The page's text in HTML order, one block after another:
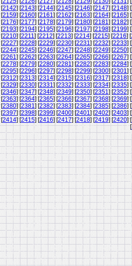
[2142] [2143] [2144] [2145] [2146] [2147] [2148] [
[2159] [2160] [2161] [2162] [2163] [2164] [2165] [
[2176] [2177] [2178] [2179] [2180] [2181] [2182] [
[2193] [2194] [2195] [2196] [2197] [2198] [2199] [
[2210] [2211] [2212] [2213] [2214] [2215] [2216] [
[2227] [2228] [2229] [2230] [2231] [2232] [2233] [
[2244] [2245] [2246] [2247] [2248] [2249] [2250] [
[2261] [2262] [2263] [2264] [2265] [2266] [2267] [
[2278] [2279] [2280] [2281] [2282] [2283] [2284] [
[2295] [2296] [2297] [2298] [2299] [2300] [2301] [
[2312] [2313] [2314] [2315] [2316] [2317] [2318] [
[2329] [2330] [2331] [2332] [2333] [2334] [2335] [
[2346] [2347] [2348] [2349] [2350] [2351] [2352] [
[2363] [2364] [2365] [2366] [2367] [2368] [2369] [
[2380] [2381] [2382] [2383] [2384] [2385] [2386] [
[2397] [2398] [2399] [2400] [2401] [2402] [2403] [
[2414] [2415] [2416] [2417] [2418] [2419] [2420] [
[